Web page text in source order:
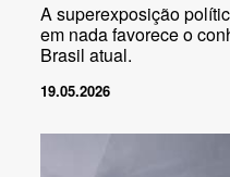
A superexposição
em nada favorece o
Brasil atual.
19.05.2026